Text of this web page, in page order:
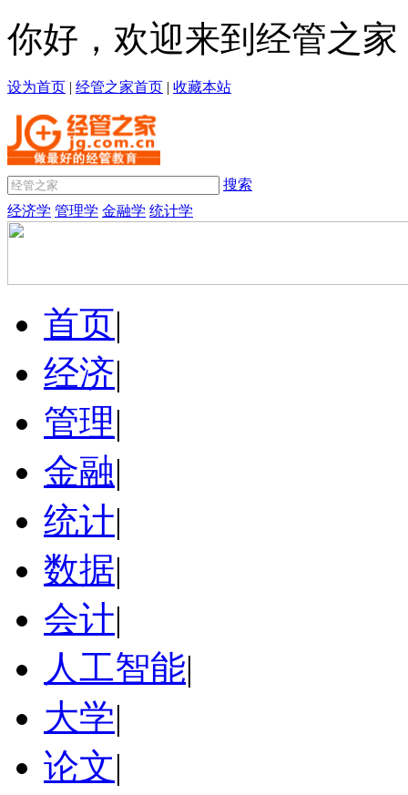
你好，欢迎来到经管之家
设为首页 | 经管之家首页 | 收藏本站
搜索
经济学 管理学 金融学 统计学
首页|
经济|
管理|
金融|
统计|
数据|
会计|
人工智能|
大学|
论文|